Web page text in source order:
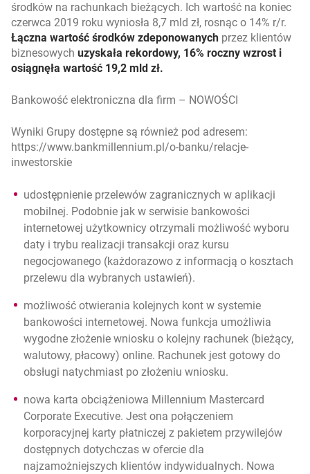
środków na rachunkach bieżących. Ich wartość na koniec
czerwca 2019 roku wyniosła 8,7 mld zł, rosnąc o 14% r/r.
Łączna wartość środków zdeponowanych przez klientów
biznesowych uzyskała rekordowy, 16% roczny wzrost i
osiągnęła wartość 19,2 mld zł.
Bankowość elektroniczna dla firm – NOWOŚCI
Wyniki Grupy dostępne są również pod adresem:
https://www.bankmillennium.pl/o-banku/relacje-
inwestorskie
udostępnienie przelewów zagranicznych w aplikacji
mobilnej. Podobnie jak w serwisie bankowości
internetowej użytkownicy otrzymali możliwość wyboru
daty i trybu realizacji transakcji oraz kursu
negocjowanego (każdorazowo z informacją o kosztach
przelewu dla wybranych ustawień).
możliwość otwierania kolejnych kont w systemie
bankowości internetowej. Nowa funkcja umożliwia
wygodne złożenie wniosku o kolejny rachunek (bieżący,
walutowy, płacowy) online. Rachunek jest gotowy do
obsługi natychmiast po złożeniu wniosku.
nowa karta obciążeniowa Millennium Mastercard
Corporate Executive. Jest ona połączeniem
korporacyjnej karty płatniczej z pakietem przywilejów
dostępnych dotychczas w ofercie dla
najzamożniejszych klientów indywidualnych. Nowa